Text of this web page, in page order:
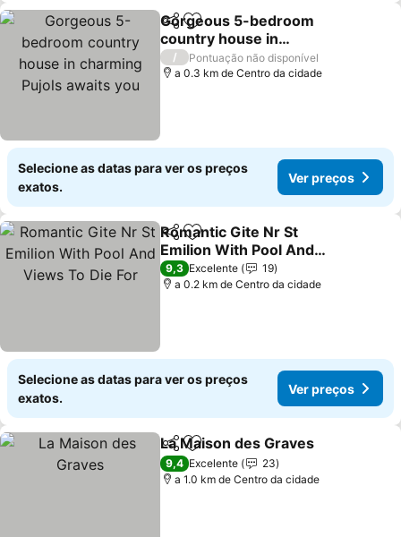
PartilharAdicionar aos favoritos
Gorgeous 5-bedroom
country house in
charming Pujols awaits
you
Ver preços
/
Pontuação não disponível
a 0.3 km de Centro da cidade
Selecione as datas para ver os preços
exatos.
Ver preços
PartilharAdicionar aos favoritos
Romantic Gite Nr St
Emilion With Pool And
Views To Die For
Ver preços
9,3 Excelente
19
a 0.2 km de Centro da cidade
Selecione as datas para ver os preços
exatos.
Ver preços
PartilharAdicionar aos favoritos
La Maison des Graves
9,4 Excelente
23
a 1.0 km de Centro da cidade